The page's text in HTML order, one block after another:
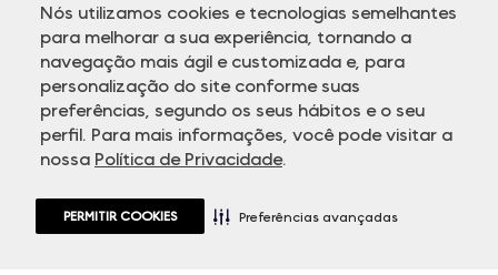
Nós utilizamos cookies e tecnologias semelhantes
para melhorar a sua experiência, tornando a
navegação mais ágil e customizada e, para
personalização do site conforme suas
preferências, segundo os seus hábitos e o seu
perfil. Para mais informações, você pode visitar a
nossa Política de Privacidade.
PERMITIR COOKIES Preferências avançadas
© Copyright 2000-2026 - Todos os direitos reservados. A Dudalina
promoções e disponibilidade de estoque a qualquer momento.
Em caso de dúvidas:0800 770 5510.
Horário de Atendimentodas 8h às 20h de segunda a sexta-feira e